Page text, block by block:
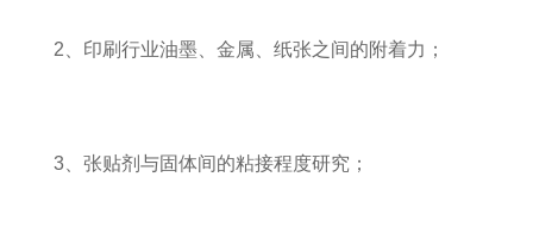
2、印刷行业油墨、金属、纸张之间的附着力；
3、张贴剂与固体间的粘接程度研究；